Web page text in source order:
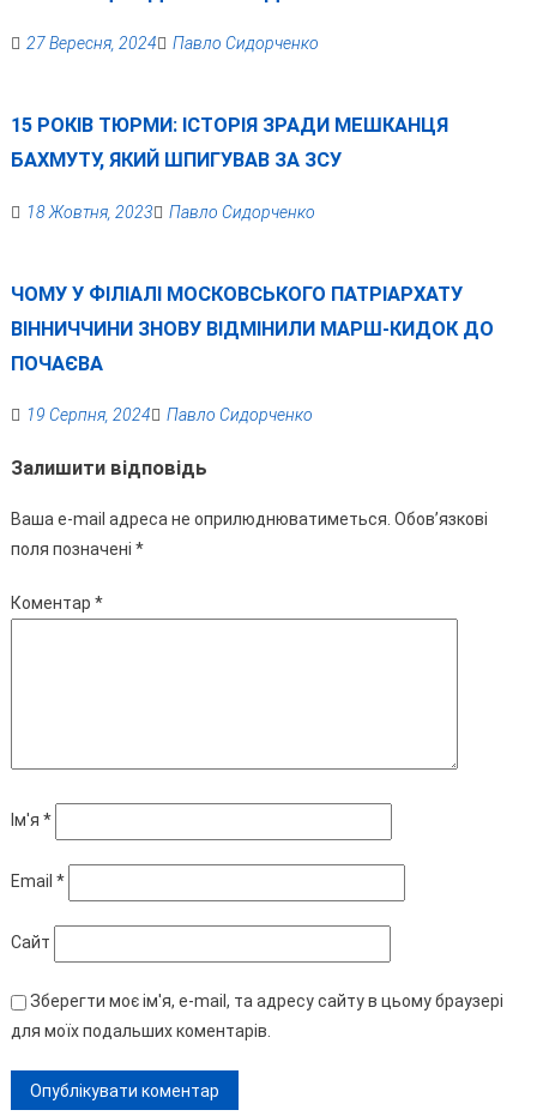
27 Вересня, 2024 Павло Сидорченко
15 РОКІВ ТЮРМИ: ІСТОРІЯ ЗРАДИ МЕШКАНЦЯ
БАХМУТУ, ЯКИЙ ШПИГУВАВ ЗА ЗСУ
18 Жовтня, 2023 Павло Сидорченко
ЧОМУ У ФІЛІАЛІ МОСКОВСЬКОГО ПАТРІАРХАТУ
ВІННИЧЧИНИ ЗНОВУ ВІДМІНИЛИ МАРШ-КИДОК ДО
ПОЧАЄВА
19 Серпня, 2024 Павло Сидорченко
Залишити відповідь
Ваша e-mail адреса не оприлюднюватиметься. Обов’язкові
поля позначені *
Коментар *
Ім'я *
Email *
Сайт
Зберегти моє ім'я, e-mail, та адресу сайту в цьому браузері
для моїх подальших коментарів.